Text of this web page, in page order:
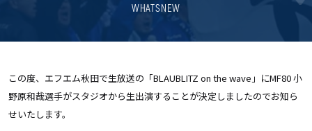
WHATSNEW
この度、エフエム秋田で生放送の「BLAUBLITZ on the wave」にMF80 小
野原和哉選手がスタジオから生出演することが決定しましたのでお知ら
せいたします。